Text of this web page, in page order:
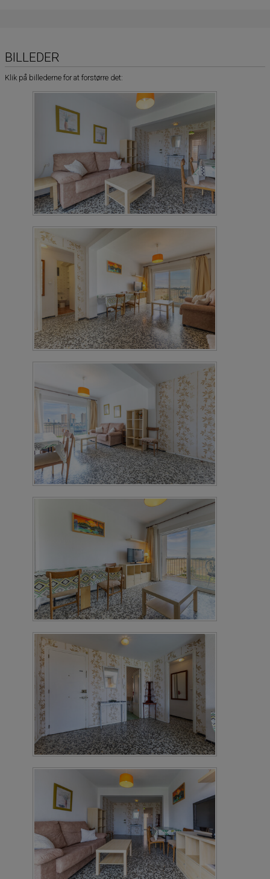
BILLEDER
Klik på billederne for at forstørre det: